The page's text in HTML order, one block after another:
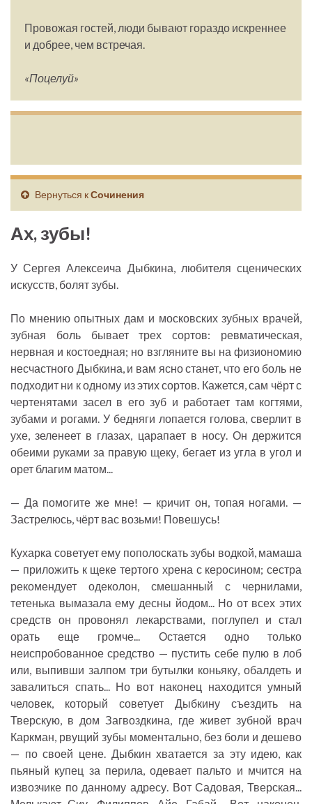
Провожая гостей, люди бывают гораздо искреннее
и добрее, чем встречая.
«Поцелуй»
Вернуться кСочинения
Ах, зубы!
У Сергея Алексеича Дыбкина, любителя сценических
искусств, болят зубы.
По мнению опытных дам и московских зубных врачей,
зубная боль бывает трех сортов: ревматическая,
нервная и костоедная; но взгляните вы на физиономию
несчастного Дыбкина, и вам ясно станет, что его боль не
подходит ни к одному из этих сортов. Кажется, сам чёрт с
чертенятами засел в его зуб и работает там когтями,
зубами и рогами. У бедняги лопается голова, сверлит в
ухе, зеленеет в глазах, царапает в носу. Он держится
обеими руками за правую щеку, бегает из угла в угол и
орет благим матом...
— Да помогите же мне! — кричит он, топая ногами. —
Застрелюсь, чёрт вас возьми! Повешусь!
Кухарка советует ему пополоскать зубы водкой, мамаша
— приложить к щеке тертого хрена с керосином; сестра
рекомендует одеколон, смешанный с чернилами,
тетенька вымазала ему десны йодом... Но от всех этих
средств он провонял лекарствами, поглупел и стал
орать еще громче... Остается одно только
неиспробованное средство — пустить себе пулю в лоб
или, выпивши залпом три бутылки коньяку, обалдеть и
завалиться спать... Но вот наконец находится умный
человек, который советует Дыбкину съездить на
Тверскую, в дом Загвоздкина, где живет зубной врач
Каркман, рвущий зубы моментально, без боли и дешево
— по своей цене. Дыбкин хватается за эту идею, как
пьяный купец за перила, одевает пальто и мчится на
извозчике по данному адресу. Вот Садовая, Тверская...